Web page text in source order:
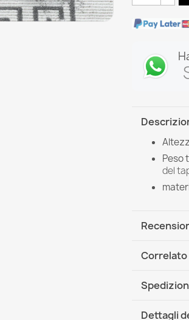
Peso
del
Correlato
DHL /
Dettagli